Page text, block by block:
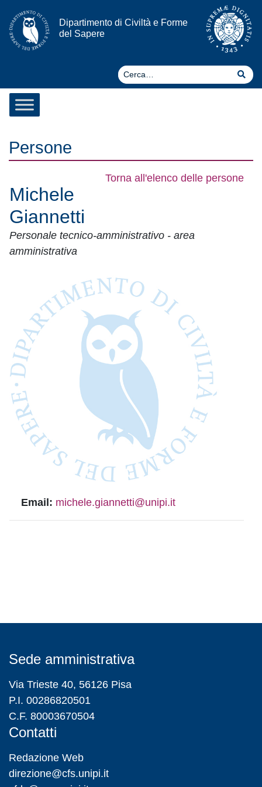
Vai al contenuto
Dipartimento di Civiltà e Forme
del Sapere
Persone
Torna all'elenco delle persone
Michele
Giannetti
Personale tecnico-amministrativo - area
amministrativa
Email: michele.giannetti@unipi.it
Sede amministrativa
Via Trieste 40, 56126 Pisa
P.I. 00286820501
C.F. 80003670504
Contatti
Redazione Web
direzione@cfs.unipi.it